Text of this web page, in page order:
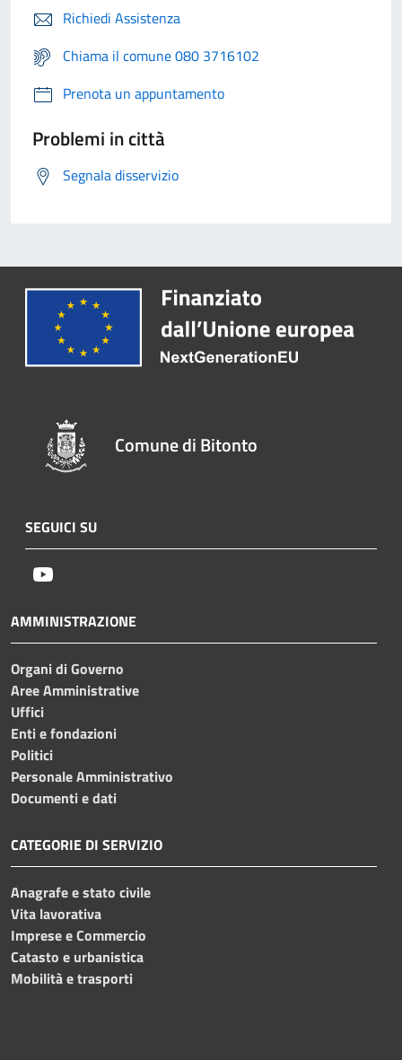
Richiedi Assistenza
Chiama il comune 080 3716102
Prenota un appuntamento
Problemi in città
Segnala disservizio
Comune di Bitonto
SEGUICI SU
AMMINISTRAZIONE
Organi di Governo
Aree Amministrative
Uffici
Enti e fondazioni
Politici
Personale Amministrativo
Documenti e dati
CATEGORIE DI SERVIZIO
Anagrafe e stato civile
Vita lavorativa
Imprese e Commercio
Catasto e urbanistica
Mobilità e trasporti